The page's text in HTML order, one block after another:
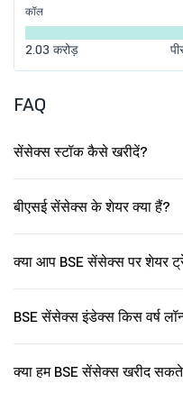
कॉल
2.03 करोड़
FAQ
सेंसेक्स स्टॉक कैसे खरीदें?
बीएसई सेंसेक्स के शेयर क्या हैं?
क्या आप BSE सेंसेक्स पर शेयर
BSE सेंसेक्स इंडेक्स किस वर्ष
क्या हम BSE सेंसेक्स खरीद